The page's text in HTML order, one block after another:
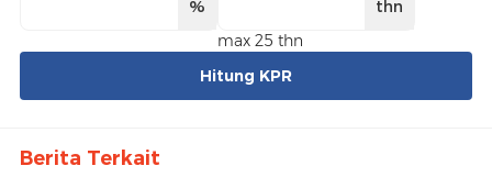
%
thn
max 25 thn
Hitung KPR
Berita Terkait